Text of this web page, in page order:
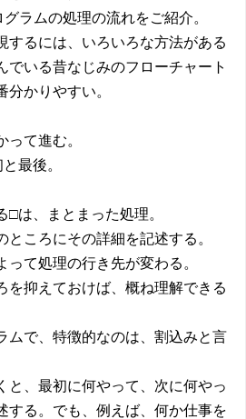
ラムの処理の流れをご紹介。
するには、いろいろな方法がある
でいる昔なじみのフローチャート
分かりやすい。
て進む。
最後。
は、まとまった処理。
ところにその詳細を記述する。
て処理の行き先が変わる。
を抑えておけば、概ね理解できる
ムで、特徴的なのは、割込みと言
と、最初に何やって、次に何やっ
る。でも、例えば、何か仕事を